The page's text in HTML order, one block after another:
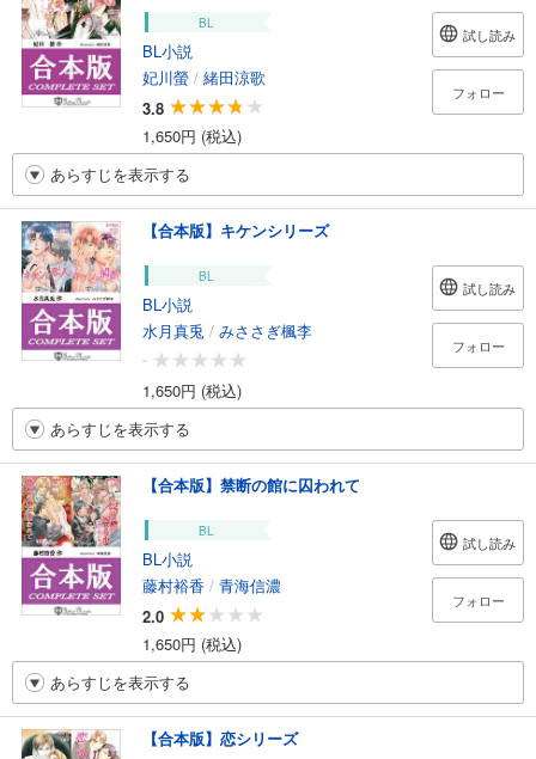
BL
BL小説
妃川螢 / 緒田涼歌
3.8
1,650円 (税込)
試し読み
フォロー
あらすじを表示する
【合本版】キケンシリーズ
BL
BL小説
水月真兎 / みささぎ楓李
-
1,650円 (税込)
試し読み
フォロー
あらすじを表示する
【合本版】禁断の館に囚われて
BL
BL小説
藤村裕香 / 青海信濃
2.0
1,650円 (税込)
試し読み
フォロー
あらすじを表示する
【合本版】恋シリーズ